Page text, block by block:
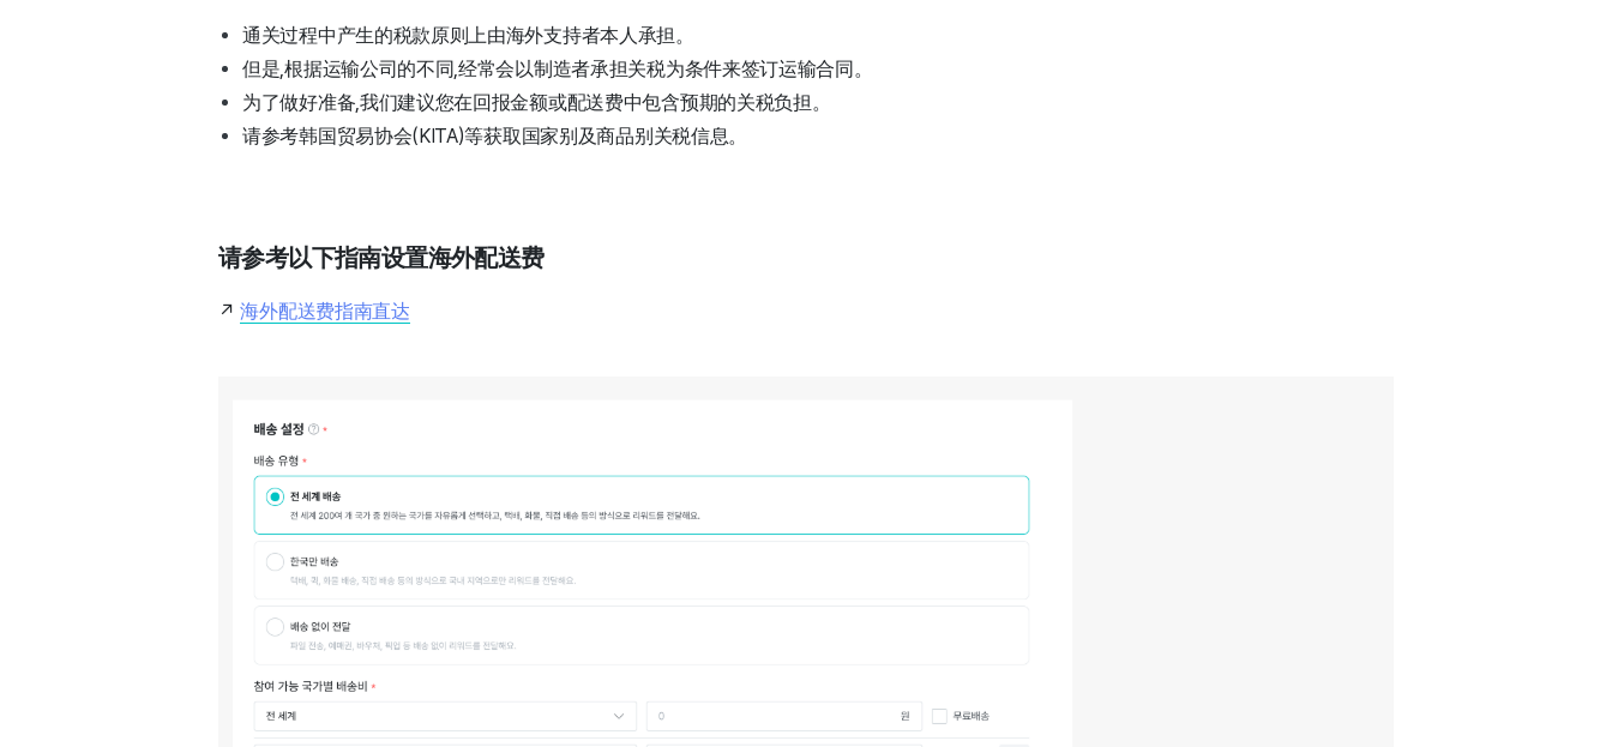
通关过程中产生的税款原则上由海外支持者本人承担。
但是,根据运输公司的不同,经常会以制造者承担关税为条件来签订运输合同。
为了做好准备,我们建议您在回报金额或配送费中包含预期的关税负担。
请参考韩国贸易协会(KITA)等获取国家别及商品别关税信息。
请参考以下指南设置海外配送费
↗️海外配送费指南直达